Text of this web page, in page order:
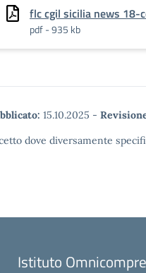
flc cgil sicilia news 18-
pdf - 935 kb
15.10.2025 -
dove diversamente
Istituto